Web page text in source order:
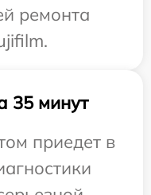
ремонта
35 минут
приедет в